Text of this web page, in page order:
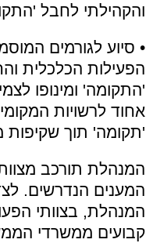
והקהילתי לחבל
• סיוע לגורמים
הפעילות הכלכלית
'התקומה' ומינופו
אחוד לרשויות
'תקומה' תוך שקיפות
המנהלת תורכב
המענים הנדרשים.
המנהלת, בצוותי
קבועים ממשרדי